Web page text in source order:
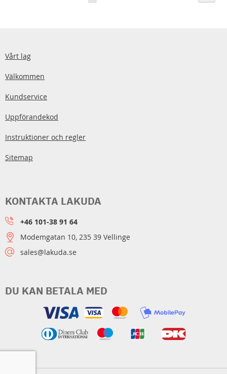
Vårt lag
Välkommen
Kundservice
Uppförandekod
Instruktioner och regler
Sitemap
DU KAN BETALA MED
KONTAKTA LAKUDA
+46 101-38 91 64
Modemgatan 10, 235 39 Vellinge
sales@lakuda.se